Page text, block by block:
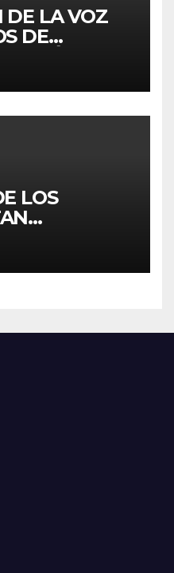
DE LA VOZ
DE
A
DEL
Y
LOS
LOS
TRUMP
DE VIDA
Y LA